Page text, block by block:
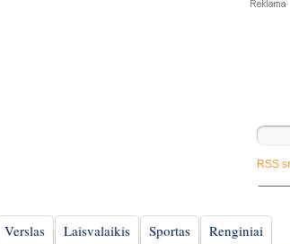
RSS
Verslas Laisvalaikis Sportas Renginiai